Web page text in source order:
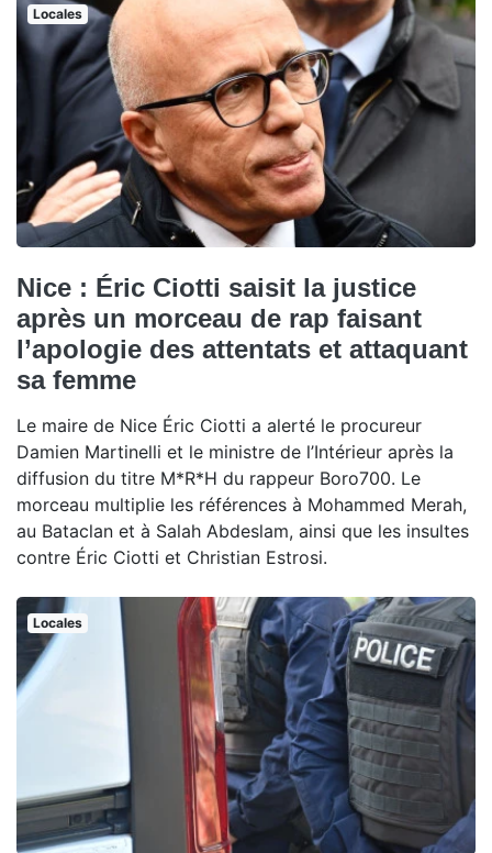
Locales
Nice : Éric Ciotti saisit la justice
après un morceau de rap faisant
l’apologie des attentats et attaquant
sa femme
Le maire de Nice Éric Ciotti a alerté le procureur
Damien Martinelli et le ministre de l’Intérieur après la
diffusion du titre M*R*H du rappeur Boro700. Le
morceau multiplie les références à Mohammed Merah,
au Bataclan et à Salah Abdeslam, ainsi que les insultes
contre Éric Ciotti et Christian Estrosi.
Locales